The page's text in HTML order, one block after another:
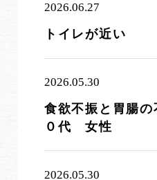
2026.06.27
トイレが近い
2026.05.30
食欲不振と胃腸の
０代 女性
2026.05.30